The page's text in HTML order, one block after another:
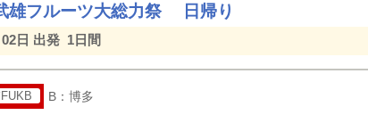
雄フルーツ大総力祭 日帰り
日 出発 1日間
B：博多